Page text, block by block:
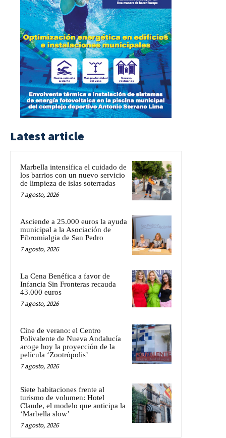
Latest article
Marbella intensifica el cuidado de
los barrios con un nuevo servicio
de limpieza de islas soterradas
7 agosto, 2026
Asciende a 25.000 euros la ayuda
municipal a la Asociación de
Fibromialgia de San Pedro
7 agosto, 2026
La Cena Benéfica a favor de
Infancia Sin Fronteras recauda
43.000 euros
7 agosto, 2026
Cine de verano: el Centro
Polivalente de Nueva Andalucía
acoge hoy la proyección de la
película ‘Zootrópolis’
7 agosto, 2026
Siete habitaciones frente al
turismo de volumen: Hotel
Claude, el modelo que anticipa la
‘Marbella slow’
7 agosto, 2026